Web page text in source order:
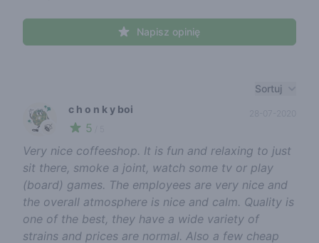
Napisz opinię
Sortuj
🍃
c h o n k y boi
5
Very nice coffeeshop. It is fun and relaxing to just
sit there, smoke a joint, watch some tv or play
(board) games. The employees are very nice and
the overall atmosphere is nice and calm. Quality is
one of the best, they have a wide variety of
strains and prices are normal. Also a few cheap